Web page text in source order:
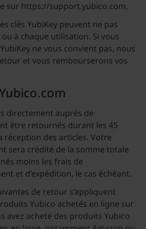
sur https://support.yubico.com.
clés YubiKey peuvent ne pas
à chaque utilisation. Si vous
ne vous convient pas, nous
et vous rembourserons vos
directement auprès de
être retournés durant les 45
réception des articles. Votre
sera crédité de la somme totale
moins les frais de
et d’expédition, le cas échéant.
de retour s’appliquent
Yubico achetés en ligne sur
avez acheté des produits Yubico